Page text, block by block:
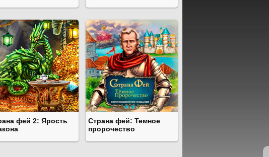
фей 2: Ярость
Страна фей: Темное
пророчество